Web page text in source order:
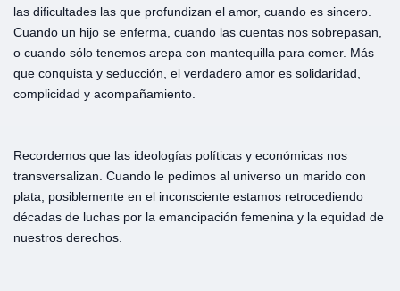
las dificultades las que profundizan el amor, cuando es sincero.
Cuando un hijo se enferma, cuando las cuentas nos sobrepasan,
o cuando sólo tenemos arepa con mantequilla para comer. Más
que conquista y seducción, el verdadero amor es solidaridad,
complicidad y acompañamiento.
Recordemos que las ideologías políticas y económicas nos
transversalizan. Cuando le pedimos al universo un marido con
plata, posiblemente en el inconsciente estamos retrocediendo
décadas de luchas por la emancipación femenina y la equidad de
nuestros derechos.